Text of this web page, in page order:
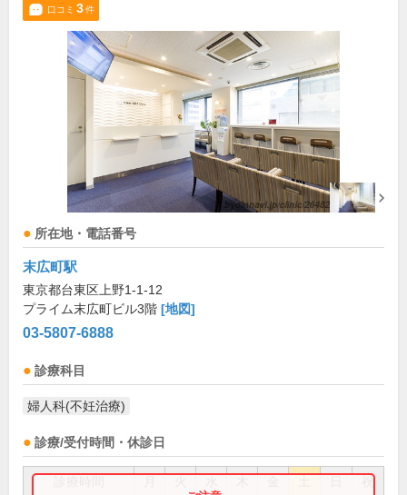
口コミ 3件
所在地・電話番号
末広町駅
東京都台東区上野1-1-12
プライム末広町ビル3階 [地図]
03-5807-6888
診療科目
婦人科(不妊治療)
診療/受付時間・休診日
祝